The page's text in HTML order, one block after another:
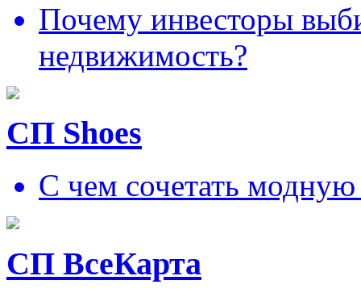
Почему инвесторы
недвижимость?
СП Shoes
С чем сочетать модную
СП ВсеКарта